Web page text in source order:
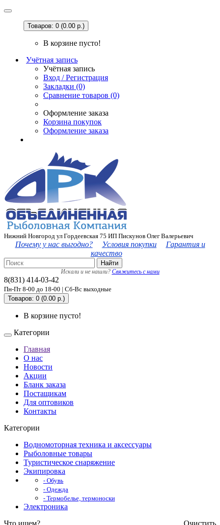
Товаров: 0 (0.00 р.)
В корзине пусто!
Учётная запись
Учётная запись
Вход / Регистрация
Закладки (0)
Сравнение товаров (0)
Оформление заказа
Корзина покупок
Оформление заказа
Нижний Новгород ул Гордеевская 75 ИП Пискунов Олег Валерьевич
Почему у нас выгодно? Условия покупки
Гарантия и
качество
Найти
Искали и не нашли? Свяжитесь с нами
8(831) 414-03-42
Пн-Пт 8-00 до 18-00 | Сб-Вс выходные
Товаров: 0 (0.00 р.)
В корзине пусто!
Категории
Главная
О нас
Новости
Акции
Бланк заказа
Постащикам
Для оптовиков
Контакты
Категории
Водномоторная техника и аксессуары
Рыболовные товары
Туристическое снаряжение
Экипировка
- Обувь
- Одежда
- Термобелье, термоноски
Электроника
Что ищем?
Очистить